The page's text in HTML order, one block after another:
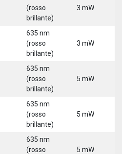
(rosso
brillante)
3 mW
635 nm
(rosso
brillante)
3 mW
635 nm
(rosso
brillante)
5 mW
635 nm
(rosso
brillante)
5 mW
635 nm
(rosso
5 mW